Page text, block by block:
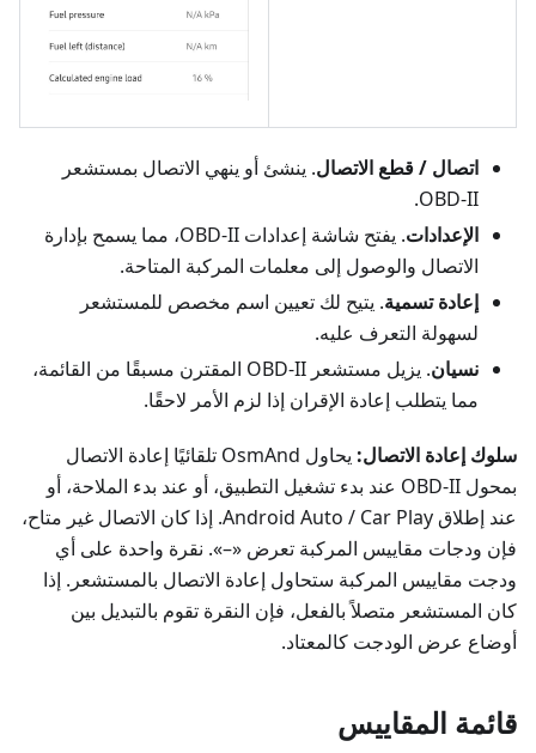
اتصال / قطع الاتصال. ينشئ أو ينهي الاتصال بمستشعر
OBD-II.
الإعدادات
. يفتح شاشة إعدادات OBD-II، مما يسمح بإدارة
الاتصال والوصول إلى معلمات المركبة المتاحة.
إعادة تسمية. يتيح لك تعيين اسم مخصص للمستشعر
لسهولة التعرف عليه.
نسيان
. يزيل مستشعر OBD-II المقترن مسبقًا من القائمة،
مما يتطلب إعادة الإقران إذا لزم الأمر لاحقًا.
سلوك إعادة الاتصال:
يحاول OsmAnd تلقائيًا إعادة الاتصال
بمحول OBD-II عند بدء تشغيل التطبيق، أو عند بدء الملاحة، أو
عند إطلاق Android Auto / Car Play. إذا كان الاتصال غير متاح،
فإن ودجات مقاييس المركبة تعرض «–». نقرة واحدة على أي
ودجت مقاييس المركبة ستحاول إعادة الاتصال بالمستشعر. إذا
كان المستشعر متصلاً بالفعل، فإن النقرة تقوم بالتبديل بين
أوضاع عرض الودجت كالمعتاد.
قائمة المقاييس